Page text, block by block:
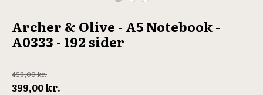
Archer & Olive - A5 Notebook -
A0333 - 192 sider
459,00kr.
Den
399,00kr.